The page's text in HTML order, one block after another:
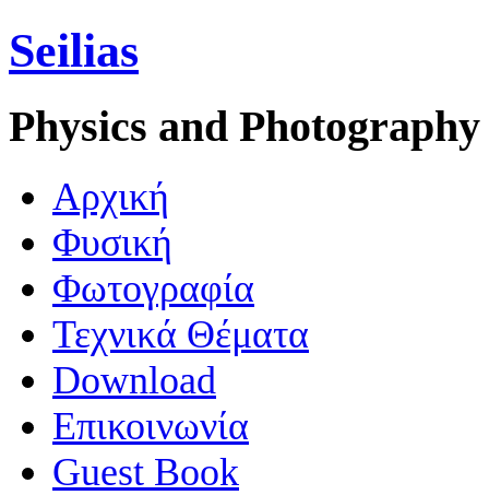
Seilias
Physics and Photography
Aρχική
Φυσική
Φωτογραφία
Τεχνικά Θέματα
Download
Επικοινωνία
Guest Book